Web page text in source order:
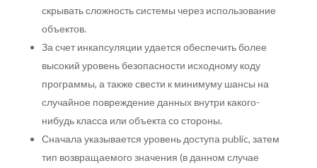
скрывать сложность системы через использование
объектов.
За счет инкапсуляции удается обеспечить более
высокий уровень безопасности исходному коду
программы, а также свести к минимуму шансы на
случайное повреждение данных внутри какого-
нибудь класса или объекта со стороны.
Сначала указывается уровень доступа public, затем
тип возвращаемого значения (в данном случае